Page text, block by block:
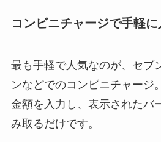
コンビニチャージで手軽に
最も手軽で人気なのが、セブ
ンなどでのコンビニチャージ
金額を入力し、表示されたバ
み取るだけです。